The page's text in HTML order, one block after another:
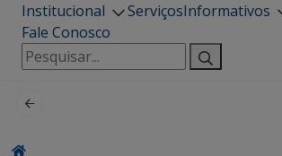
Institucional ServiçosInformativos
Fale Conosco
Pesquisar
por: